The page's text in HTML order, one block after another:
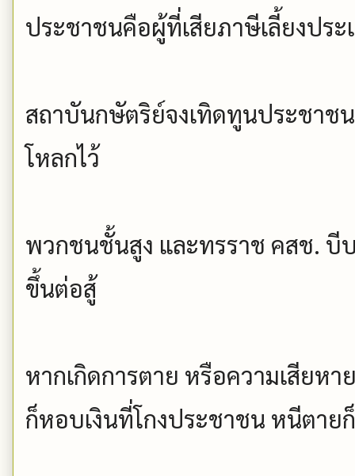
ประชาชนคือผู้ที่เสียภาษีเลี้ยงปร
สถาบันกษัตริย์จงเทิดทูนประชาช
โหลกไว้
พวกชนชั้นสูง และทรราช คสช.
ขึ้นต่อสู้
หากเกิดการตาย หรือความเสียห
ก็หอบเงินที่โกงประชาชน หนีตาย